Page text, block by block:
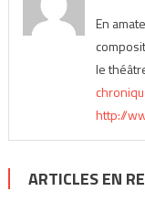
En
le
http://
ARTICLES EN